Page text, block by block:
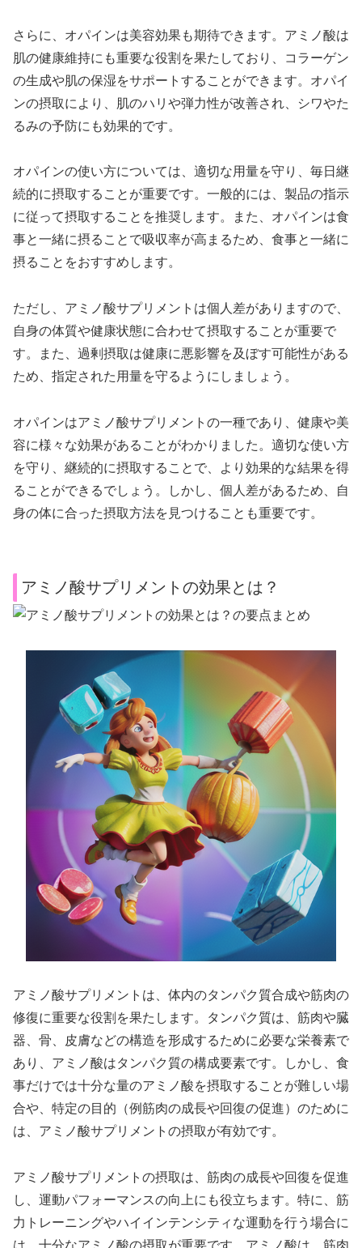
さらに、オパインは美容効果も期待できます。アミノ酸は
肌の健康維持にも重要な役割を果たしており、コラーゲン
の生成や肌の保湿をサポートすることができます。オパイ
ンの摂取により、肌のハリや弾力性が改善され、シワやた
るみの予防にも効果的です。
オパインの使い方については、適切な用量を守り、毎日継
続的に摂取することが重要です。一般的には、製品の指示
に従って摂取することを推奨します。また、オパインは食
事と一緒に摂ることで吸収率が高まるため、食事と一緒に
摂ることをおすすめします。
ただし、アミノ酸サプリメントは個人差がありますので、
自身の体質や健康状態に合わせて摂取することが重要で
す。また、過剰摂取は健康に悪影響を及ぼす可能性がある
ため、指定された用量を守るようにしましょう。
オパインはアミノ酸サプリメントの一種であり、健康や美
容に様々な効果があることがわかりました。適切な使い方
を守り、継続的に摂取することで、より効果的な結果を得
ることができるでしょう。しかし、個人差があるため、自
身の体に合った摂取方法を見つけることも重要です。
アミノ酸サプリメントの効果とは？
アミノ酸サプリメントは、体内のタンパク質合成や筋肉の
修復に重要な役割を果たします。タンパク質は、筋肉や臓
器、骨、皮膚などの構造を形成するために必要な栄養素で
あり、アミノ酸はタンパク質の構成要素です。しかし、食
事だけでは十分な量のアミノ酸を摂取することが難しい場
合や、特定の目的（例筋肉の成長や回復の促進）のために
は、アミノ酸サプリメントの摂取が有効です。
アミノ酸サプリメントの摂取は、筋肉の成長や回復を促進
し、運動パフォーマンスの向上にも役立ちます。特に、筋
力トレーニングやハイインテンシティな運動を行う場合に